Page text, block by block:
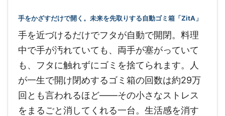
手をかざすだけで開く。未来を先取りする自動ゴミ箱「ZitA」
手を近づけるだけでフタが自動で開閉。料理
中で手が汚れていても、両手が塞がっていて
も、フタに触れずにゴミを捨てられます。人
が一生で開け閉めするゴミ箱の回数は約29万
回とも言われるほど——その小さなストレス
をまるごと消してくれる一台。生活感を消す